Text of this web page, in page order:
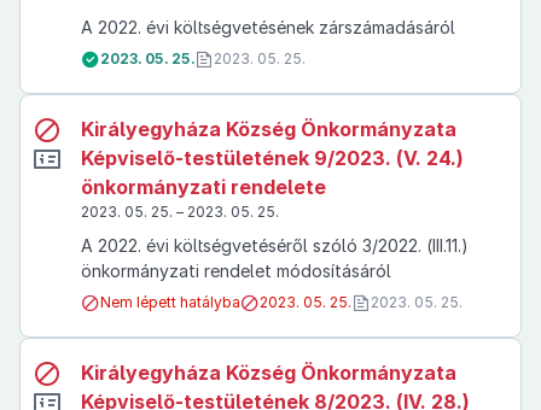
A 2022. évi költségvetésének zárszámadásáról
2023. 05. 25. 2023. 05. 25.
Királyegyháza Község Önkormányzata
Képviselő-testületének 9/2023. (V. 24.)
önkormányzati rendelete
2023. 05. 25. – 2023. 05. 25.
A 2022. évi költségvetéséről szóló 3/2022. (III.11.)
önkormányzati rendelet módosításáról
Nem lépett hatályba 2023. 05. 25. 2023. 05. 25.
Királyegyháza Község Önkormányzata
Képviselő-testületének 8/2023. (IV. 28.)